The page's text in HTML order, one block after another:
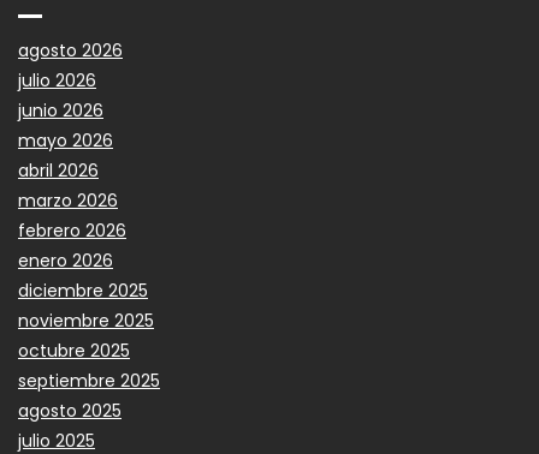
agosto 2026
julio 2026
junio 2026
mayo 2026
abril 2026
marzo 2026
febrero 2026
enero 2026
diciembre 2025
noviembre 2025
octubre 2025
septiembre 2025
agosto 2025
julio 2025